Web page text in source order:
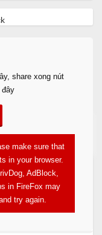
share xong nút
đây
make sure that
in your browser.
AdBlock,
in FireFox may
try again.